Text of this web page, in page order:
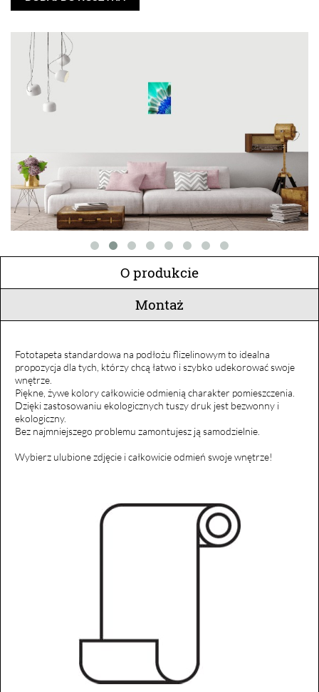
O produkcie
Montaż
Fototapeta standardowa na podłożu flizelinowym to idealna
propozycja dla tych, którzy chcą łatwo i szybko udekorować swoje
wnętrze.
Piękne, żywe kolory całkowicie odmienią charakter pomieszczenia.
Dzięki zastosowaniu ekologicznych tuszy druk jest bezwonny i
ekologiczny.
Bez najmniejszego problemu zamontujesz ją samodzielnie.
Wybierz ulubione zdjęcie i całkowicie odmień swoje wnętrze!